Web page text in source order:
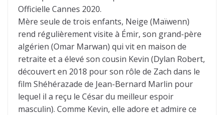
Officielle Cannes 2020.
Mère seule de trois enfants, Neige (Maïwenn)
rend régulièrement visite à Émir, son grand-père
algérien (Omar Marwan) qui vit en maison de
retraite et a élevé son cousin Kevin (Dylan Robert,
découvert en 2018 pour son rôle de Zach dans le
film Shéhérazade de Jean-Bernard Marlin pour
lequel il a reçu le César du meilleur espoir
masculin). Comme Kevin, elle adore et admire ce